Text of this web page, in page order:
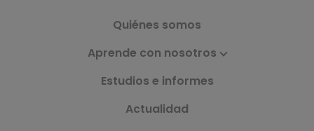
Quiénes somos
Aprende con nosotros
Estudios e informes
Actualidad